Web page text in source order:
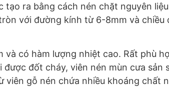
ra bằng cách nén chặt nguyên
với đường kính từ 6-8mm và chiều
có hàm lượng nhiệt cao. Rất phù
đốt cháy, viên nén mùn cưa
gỗ nén chứa nhiều khoáng chất